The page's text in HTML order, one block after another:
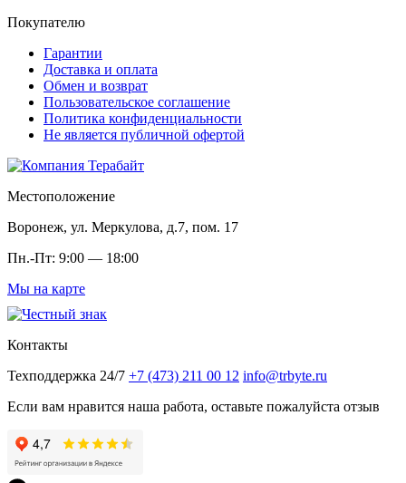
Покупателю
Гарантии
Доставка и оплата
Обмен и возврат
Пользовательское соглашение
Политика конфиденциальности
Не является публичной офертой
Местоположение
Воронеж, ул. Меркулова, д.7, пом. 17
Пн.-Пт: 9:00 — 18:00
Мы на карте
Контакты
Техподдержка 24/7 +7 (473) 211 00 12 info@trbyte.ru
Если вам нравится наша работа, оставьте пожалуйста отзыв